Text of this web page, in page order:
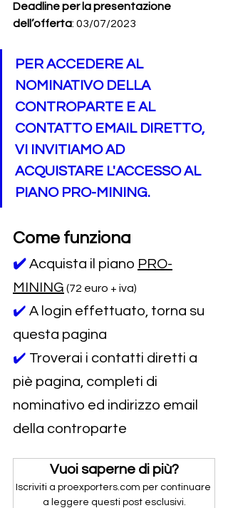
Deadline per la presentazione
dell’offerta: 03/07/2023
PER ACCEDERE AL
NOMINATIVO DELLA
CONTROPARTE E AL
CONTATTO EMAIL DIRETTO,
VI INVITIAMO AD
ACQUISTARE L'ACCESSO AL
PIANO PRO-MINING.
Come funziona
✔️ Acquista il piano PRO-
MINING (72 euro + iva)
✔️ A login effettuato, torna su
questa pagina
✔️ Troverai i contatti diretti a
piè pagina, completi di
nominativo ed indirizzo email
della controparte
Vuoi saperne di più?
Iscriviti a proexporters.com per continuare
a leggere questi post esclusivi.